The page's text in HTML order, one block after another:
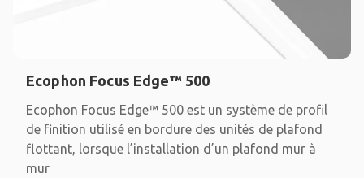
Ecophon Focus Edge™ 500
Ecophon Focus Edge™ 500 est un système de profil
de finition utilisé en bordure des unités de plafond
flottant, lorsque l’installation d’un plafond mur à
mur